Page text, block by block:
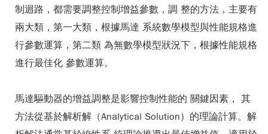
制迴路，都需要調整控制增益參數，調 整的方法，主要有
兩大類，第一大類，根據馬達 系統數學模型與性能規格進
行參數運算，第二類 為無數學模型狀況下，根據性能規格
進行最佳化 參數運算。
馬達驅動器的增益調整是影響控制性能的 關鍵因素， 其
方法從基於解析解（Analytical Solution）的理論計算。解